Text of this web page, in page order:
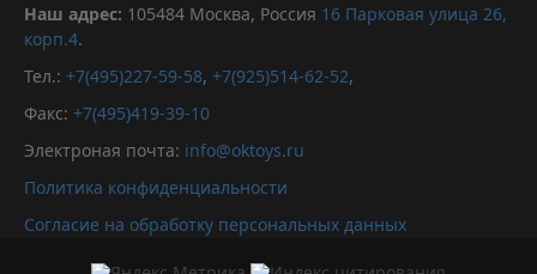
Наш адрес: 105484 Москва, Россия 16 Парковая улица 26,
корп.4.
Тел.: +7(495)227-59-58, +7(925)514-62-52,
Факс: +7(495)419-39-10
Электроная почта: info@oktoys.ru
Политика конфиденциальности
Согласие на обработку персональных данных